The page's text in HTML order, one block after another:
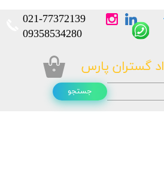
گستران پارس
021-77372139​​​​​​​
​​​​​​​09358534280
جستجو
۰